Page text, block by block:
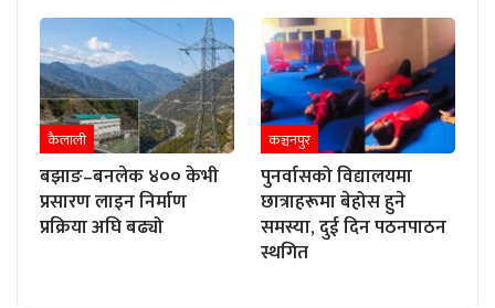
कैलाली
बझाङ–बनलेक ४०० केभी
प्रसारण लाइन निर्माण
प्रक्रिया अघि बढ्यो
कञ्चनपुर
पुनर्वासको विद्यालयमा
छात्राहरूमा बेहोस हुने
समस्या, दुई दिन पठनपाठन
स्थगित